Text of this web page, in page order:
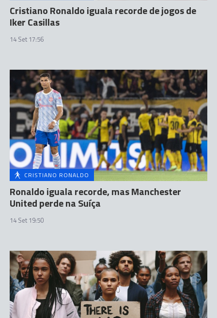
Cristiano Ronaldo iguala recorde de jogos de
Iker Casillas
14 Set 17:56
CRISTIANO RONALDO
Ronaldo iguala recorde, mas Manchester
United perde na Suíça
14 Set 19:50